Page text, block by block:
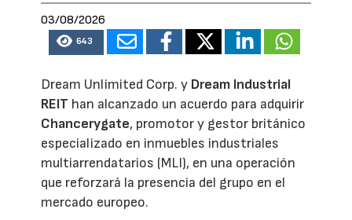
03/08/2026
643
Dream Unlimited Corp. y Dream Industrial
REIT han alcanzado un acuerdo para adquirir
Chancerygate, promotor y gestor británico
especializado en inmuebles industriales
multiarrendatarios (MLI), en una operación
que reforzará la presencia del grupo en el
mercado europeo.